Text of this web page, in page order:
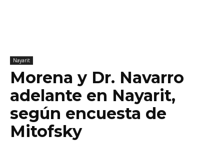
Nayarit
Morena y Dr. Navarro
adelante en Nayarit,
según encuesta de
Mitofsky